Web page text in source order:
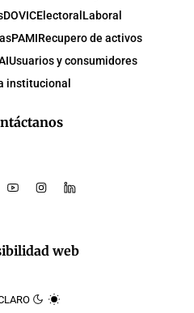
web
DOVICElectoral Laboral
PAMIRecupero de activos
Usuarios y consumidores
institucional